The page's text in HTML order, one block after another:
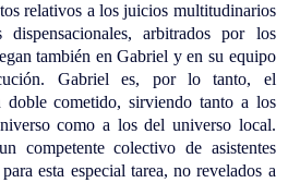
relativos a los juicios multitudinarios
arbitrados por los
también en Gabriel y en su equipo
Gabriel es, por lo tanto, el
doble cometido, sirviendo tanto a los
como a los del universo local.
competente colectivo de asistentes
esta especial tarea, no revelados a